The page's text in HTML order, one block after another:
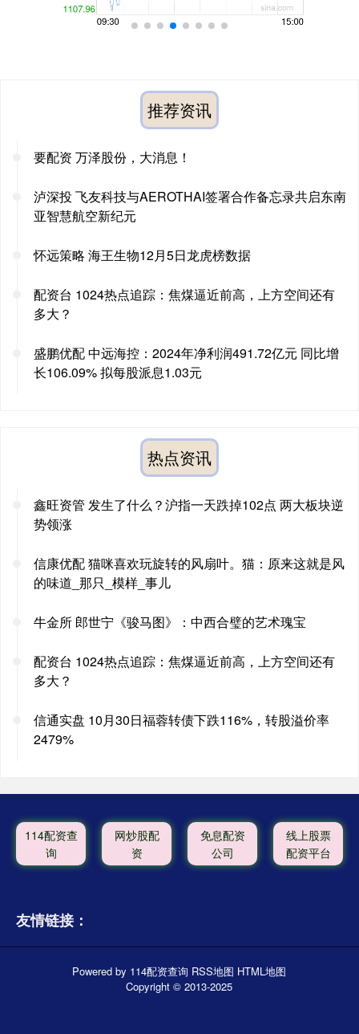
推荐资讯
要配资 万泽股份，大消息！
泸深投 飞友科技与AEROTHAI签署合作备忘录共启东南
亚智慧航空新纪元
怀远策略 海王生物12月5日龙虎榜数据
配资台 1024热点追踪：焦煤逼近前高，上方空间还有
多大？
盛鹏优配 中远海控：2024年净利润491.72亿元 同比增
长106.09% 拟每股派息1.03元
热点资讯
鑫旺资管 发生了什么？沪指一天跌掉102点 两大板块逆
势领涨
信康优配 猫咪喜欢玩旋转的风扇叶。猫：原来这就是风
的味道_那只_模样_事儿
牛金所 郎世宁《骏马图》：中西合璧的艺术瑰宝
配资台 1024热点追踪：焦煤逼近前高，上方空间还有
多大？
信通实盘 10月30日福蓉转债下跌116%，转股溢价率
2479%
114配资查
询
网炒股配
资
免息配资
公司
线上股票
配资平台
友情链接：
Powered by 114配资查询 RSS地图 HTML地图
Copyright© 2013-2025